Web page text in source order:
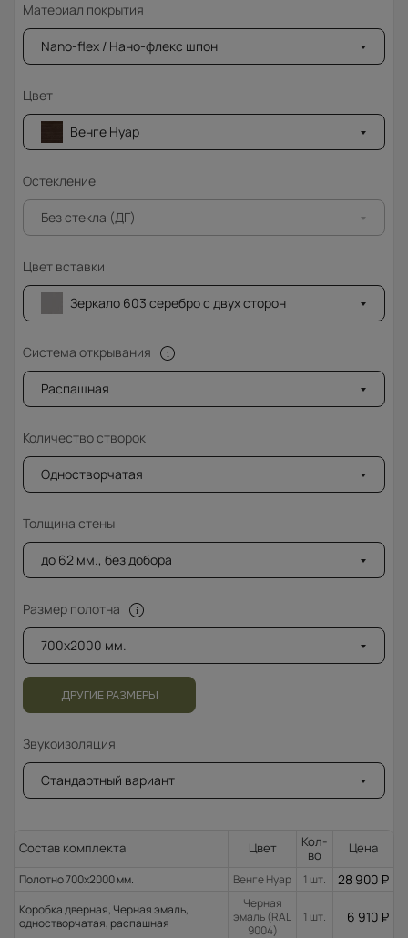
Материал покрытия
Nano-flex / Нано-флекс шпон
Цвет
Венге Нуар
Остекление
Без стекла (ДГ)
Цвет вставки
Зеркало 603 серебро с двух сторон
Система открывания
Распашная
Количество створок
Одностворчатая
Толщина стены
до 62 мм., без добора
Размер полотна
700x2000 мм.
ДРУГИЕ РАЗМЕРЫ
Звукоизоляция
Стандартный вариант
Состав комплекта Цвет
Кол-
во
Цена
Полотно 700x2000 мм. Венге Нуар 1 шт. 28 900 ₽
Коробка дверная, Черная эмаль,
одностворчатая, распашная
Черная
эмаль (RAL
9004)
1 шт. 6 910 ₽